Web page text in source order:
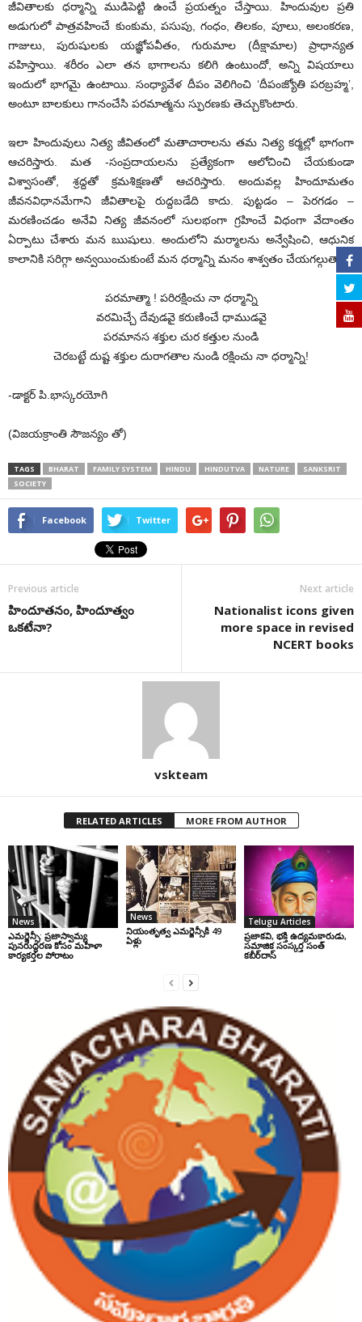
జీవితాలకు ధర్మాన్ని ముడిపెట్టి ఉంచే ప్రయత్నం చేస్తాయి. హిందువుల ప్రతి
అడుగులో పాత్రవహించే కుంకుమ, పసుపు, గంధం, తిలకం, పూలు, అలంకరణ,
గాజులు, పురుషులకు యజ్ఞోపవీతం, గురుమాల (దీక్షామాల) ప్రాధాన్యత
వహిస్తాయి. శరీరం ఎలా తన భాగాలను కలిగి ఉంటుందో, అన్ని విషయాలు
ఇందులో భాగమై ఉంటాయి. సంధ్యావేళ దీపం వెలిగించి ‘దీపంజ్యోతి పరబ్రహ్మ’,
అంటూ బాలకులు గానంచేసి పరమాత్మను స్ఫురణకు తెచ్చుకొంటారు.
ఇలా హిందువులు నిత్య జీవితంలో మతాచారాలను తమ నిత్య కర్మల్లో భాగంగా
ఆచరిస్తారు. మత -సంప్రదాయలను ప్రత్యేకంగా ఆలోచించి చేయకుండా
విశ్వాసంతో, శ్రద్దతో క్రమశిక్షణతో ఆచరిస్తారు. అందువల్ల హిందూమతం
జీవనవిధానమేగాని జీవితాలపై రుద్దబడేది కాదు. పుట్టడం – పెరగడం –
మరణించడం అనేవి నిత్య జీవనంలో సులభంగా గ్రహించే విధంగా వేదాంతం
ఏర్పాటు చేశారు మన ఋషులు. అందులోని మర్మాలను అన్వేషించి, ఆధునిక
కాలానికి సరిగ్గా అన్వయించుకుంటే మన ధర్మాన్ని మనం శాశ్వతం చేయగల్గుతాం.
పరమాత్మా ! పరిరక్షించు నా ధర్మాన్ని
వరమిచ్చే దేవుడవై కరుణించే ధాముడవై
పరమానస శక్తుల చుర కత్తుల నుండి
చెరబట్టే దుష్ట శక్తుల దురాగతాల నుండి రక్షించు నా ధర్మాన్ని!
-డాక్టర్ పి.భాస్కరయోగి
(విజయక్రాంతి సౌజన్యం తో)
TAGS BHARAT FAMILY SYSTEM HINDU HINDUTVA NATURE
SANKSRIT
SOCIETY
Facebook Twitter
Previous article
హిందూతనం, హిందూత్వం
ఒకటేనా?
Next article
Nationalist icons given
more space in revised
NCERT books
vskteam
RELATED ARTICLES MORE FROM AUTHOR
News
ఎమర్జెన్సీ: ప్రజాస్వామ్య
పునరుద్ధరణ కోసం మహిళా
కార్యకర్తల పోరాటం
News
నియంతృత్వ ఎమర్జెన్సీకి 49
ఏళ్లు
Telugu Articles
ప్రజాకవి, భక్తి ఉద్యమకారుడు,
సమాజిక సంస్కర్త సంత్‌
కబీర్‌దాస్‌